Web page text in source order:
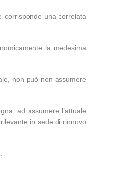
corrisponde una correlata
la medesima
non può non assumere
ad assumere l’attuale
in sede di rinnovo